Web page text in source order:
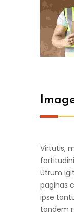
Virtutis,
Utrum
paginas
ipse
tandem